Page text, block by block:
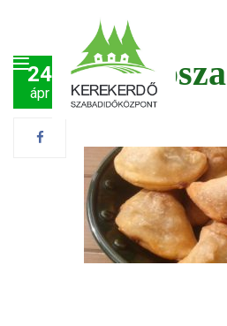
24
ápr
szamosza
Post by Péter